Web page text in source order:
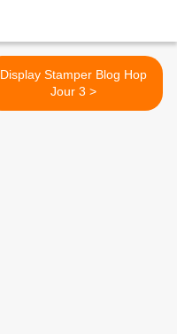
Display Stamper Blog Hop
Jour 3 >